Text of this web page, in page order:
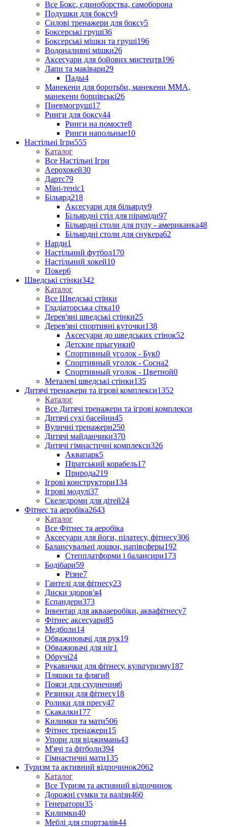
Все Бокс, єдиноборства, самоборона
Подушки для боксу9
Силові тренажери для боксу5
Боксерські груші36
Боксерські мішки та груші196
Водоналивні мішки26
Аксесуари для бойових мистецтв196
Лапи та маківари29
Пады4
Манекени для боротьби, манекени ММА,
манекени борцівські26
Пневмогруші17
Ринги для боксу44
Ринги на помосте8
Ринги напольные10
Настільні Ігри555
Каталог
Все Настільні Ігри
Аерохокей30
Дартс79
Міні-теніс1
Більярд218
Аксесуари для більярду9
Більярдні стіл для піраміди97
Більярдні столи для пулу - американка48
Більярдні столи для снукера62
Нарди1
Настільний футбол170
Настільний хокей10
Покер6
Шведські стінки342
Каталог
Все Шведські стінки
Гладіаторська сітка10
Дерев'яні шведські стінки25
Дерев'яні спортивні куточки138
Аксесуари до шведських стінок52
Детские прыгунки0
Спортивный уголок - Бук0
Спортивный уголок - Сосна2
Спортивный уголок - Цветной0
Металеві шведські стінки135
Дитячі тренажери та ігрові комплекси1352
Каталог
Все Дитячі тренажери та ігрові комплекси
Дитячі сухі басейни45
Вуличні тренажери250
Дитячі майданчики370
Дитячі гімнастичні комплекси326
Аквапарк5
Піратський корабель17
Природа219
Ігрові конструктори134
Ігрові модулі37
Скеледроми для дітей24
Фітнес та аеробіка2643
Каталог
Все Фітнес та аеробіка
Аксесуари для йоги, пілатесу, фітнесу306
Балансувальні дошки, напівсферы192
Степплатформи і балансири173
Бодібари59
Різне7
Гантелі для фітнесу23
Диски здоров'я4
Еспандери373
Інвентар для аквааеробіки, аквафітнесу7
Фітнес аксесуари85
Медболи14
Обважнювачі для рук19
Обважювачі для ніг1
Обручі24
Рукавички для фітнесу, культуризму187
Пляшки та фляги8
Пояси для схуднення6
Резинки для фітнесу18
Ролики для пресу47
Скакалки177
Килимки та мати506
Фітнес тренажери15
Упори для віджимань43
М'ячі та фітболи394
Гімнастичні мати135
Туризм та активний відпочинок2062
Каталог
Все Туризм та активний відпочинок
Дорожні сумки та валізи460
Генератори35
Килимки40
Меблі для спортзалів44